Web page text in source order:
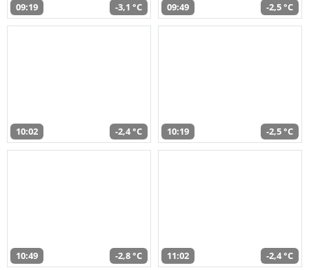
09:19 -3,1 °C 09:49 -2,5 °C
10:02 -2,4 °C 10:19 -2,5 °C
10:49 -2,8 °C 11:02 -2,4 °C